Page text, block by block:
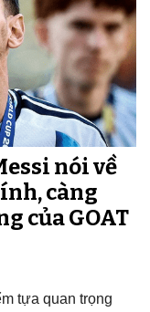
nói về
càng
của GOAT
tựa quan trọng